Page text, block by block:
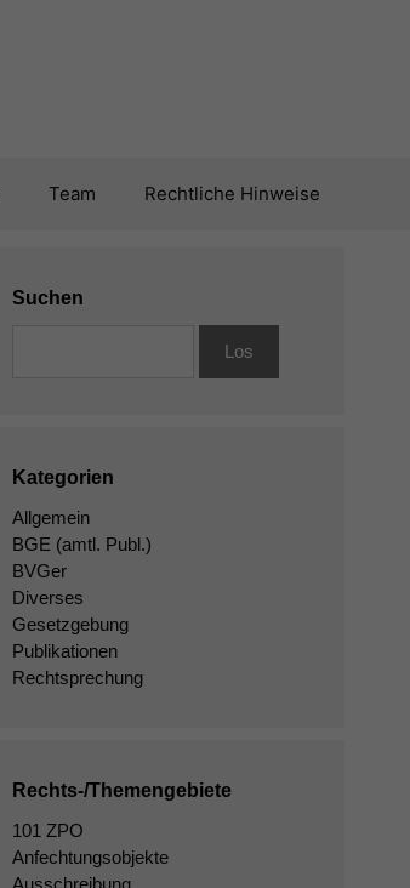
Team Rechtliche Hinweise
Suchen
Kategorien
Allgemein
BGE (amtl. Publ.)
BVGer
Diverses
Gesetzgebung
Publikationen
Rechtsprechung
Rechts-/Themengebiete
101 ZPO
Anfechtungsobjekte
Ausschreibung